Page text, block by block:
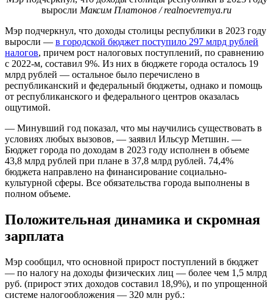
выросли Максим Платонов / realnoevremya.ru
Мэр подчеркнул, что доходы столицы республики в 2023 году
выросли — в городской бюджет поступило 297 млрд рублей
налогов, причем рост налоговых поступлений, по сравнению
с 2022-м, составил 9%. Из них в бюджете города осталось 19
млрд рублей — остальное было перечислено в
республиканский и федеральный бюджеты, однако и помощь
от республиканского и федерального центров оказалась
ощутимой.
— Минувший год показал, что мы научились существовать в
условиях любых вызовов, — заявил Ильсур Метшин. —
Бюджет города по доходам в 2023 году исполнен в объеме
43,8 млрд рублей при плане в 37,8 млрд рублей. 74,4%
бюджета направлено на финансирование социально-
культурной сферы. Все обязательства города выполнены в
полном объеме.
Положительная динамика и скромная
зарплата
Мэр сообщил, что основной прирост поступлений в бюджет
— по налогу на доходы физических лиц — более чем 1,5 млрд
руб. (прирост этих доходов составил 18,9%), и по упрощенной
системе налогообложения — 320 млн руб.: